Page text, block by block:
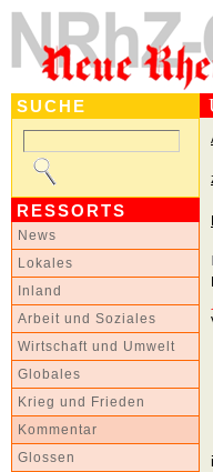
SUCHE
RESSORTS
News
Lokales
Inland
Arbeit und Soziales
Wirtschaft und Umwelt
Globales
Krieg und Frieden
Kommentar
Glossen